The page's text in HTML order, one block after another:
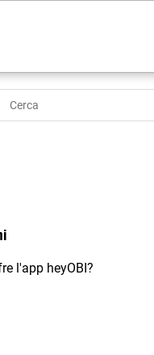
l'app heyOBI?